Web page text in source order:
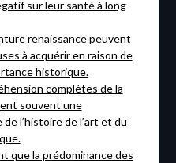
sur leur santé à long
renaissance peuvent
à acquérir en raison de
historique.
complètes de la
souvent une
l’histoire de l’art et du
que la prédominance des